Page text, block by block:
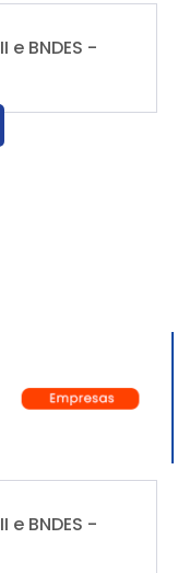
e BNDES -
e BNDES -